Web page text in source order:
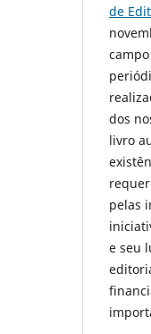
de
dos
livro
pelas
e seu